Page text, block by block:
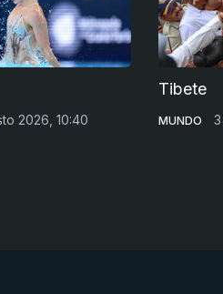
2026, 10:40
Tibete
MUNDO